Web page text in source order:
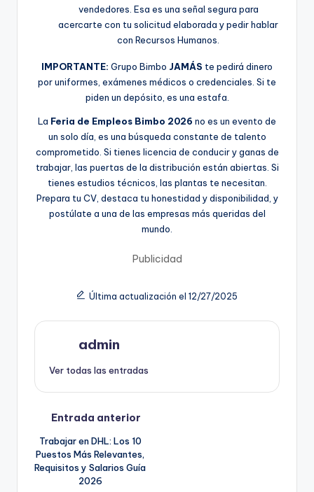
vendedores. Esa es una señal segura para
acercarte con tu solicitud elaborada y pedir hablar
con Recursos Humanos.
IMPORTANTE: Grupo Bimbo JAMÁS te pedirá dinero
por uniformes, exámenes médicos o credenciales. Si te
piden un depósito, es una estafa.
La Feria de Empleos Bimbo 2026 no es un evento de
un solo día, es una búsqueda constante de talento
comprometido. Si tienes licencia de conducir y ganas de
trabajar, las puertas de la distribución están abiertas. Si
tienes estudios técnicos, las plantas te necesitan.
Prepara tu CV, destaca tu honestidad y disponibilidad, y
postúlate a una de las empresas más queridas del
mundo.
Publicidad
Última actualización el 12/27/2025
admin
Ver todas las entradas
Navegación
de
entradas
Entrada anterior
Trabajar en DHL: Los 10
Puestos Más Relevantes,
Requisitos y Salarios Guía
2026